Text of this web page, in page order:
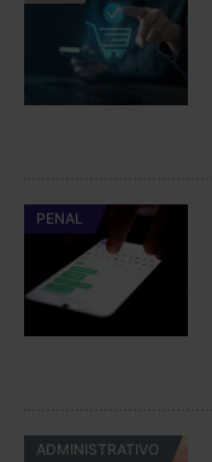
PENAL
ADMINISTRATIVO